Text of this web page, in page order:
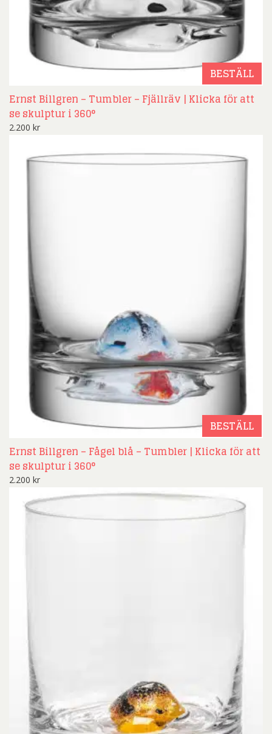
BESTÄLL
Ernst Billgren – Tumbler – Fjällräv | Klicka för att
se skulptur i 360°
2.200 kr
BESTÄLL
Ernst Billgren – Fågel blå – Tumbler | Klicka för att
se skulptur i 360°
2.200 kr